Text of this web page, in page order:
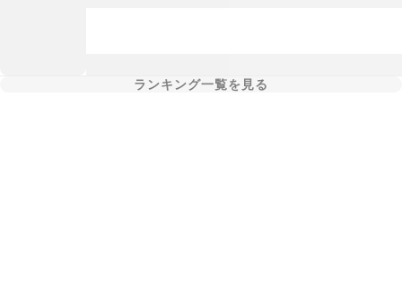
ランキング一覧を見る